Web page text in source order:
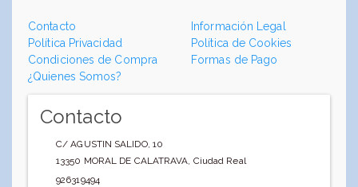
Contacto
Información Legal
Política Privacidad
Política de Cookies
Condiciones de Compra
Formas de Pago
¿Quienes Somos?
Contacto
C/ AGUSTIN SALIDO, 10
13350 MORAL DE CALATRAVA, Ciudad Real
926319494